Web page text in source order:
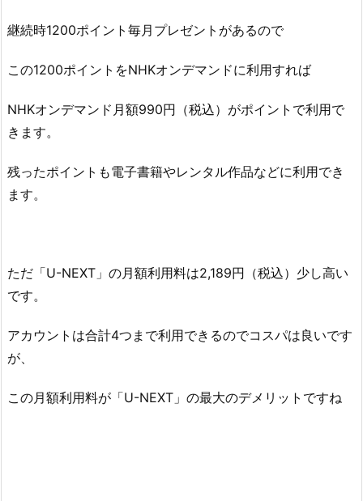
継続時1200ポイント毎月プレゼントがあるので
この1200ポイントをNHKオンデマンドに利用すれば
NHKオンデマンド月額990円（税込）がポイントで利用で
きます。
残ったポイントも電子書籍やレンタル作品などに利用でき
ます。
ただ「U-NEXT」の月額利用料は2,189円（税込）少し高い
です。
アカウントは合計4つまで利用できるのでコスパは良いです
が、
この月額利用料が「U-NEXT」の最大のデメリットですね